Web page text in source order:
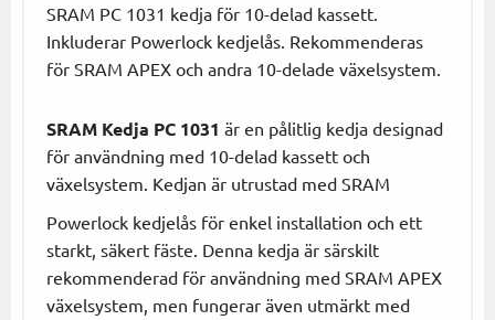
SRAM PC 1031 kedja för 10-delad kassett.
Inkluderar Powerlock kedjelås. Rekommenderas
för SRAM APEX och andra 10-delade växelsystem.
SRAM Kedja PC 1031 är en pålitlig kedja designad
för användning med 10-delad kassett och
växelsystem. Kedjan är utrustad med SRAM
Powerlock kedjelås för enkel installation och ett
starkt, säkert fäste. Denna kedja är särskilt
rekommenderad för användning med SRAM APEX
växelsystem, men fungerar även utmärkt med